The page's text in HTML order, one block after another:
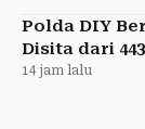
Polda DIY
Disita dari
14 jam lalu